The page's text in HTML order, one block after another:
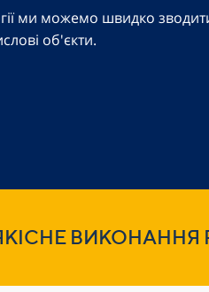
ми можемо швидко
об'єкти.
ВИКОНАННЯ